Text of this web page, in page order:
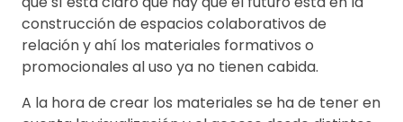
construcción de espacios colaborativos de
relación y ahí los materiales formativos o
promocionales al uso ya no tienen cabida.
A la hora de crear los materiales se ha de tener en